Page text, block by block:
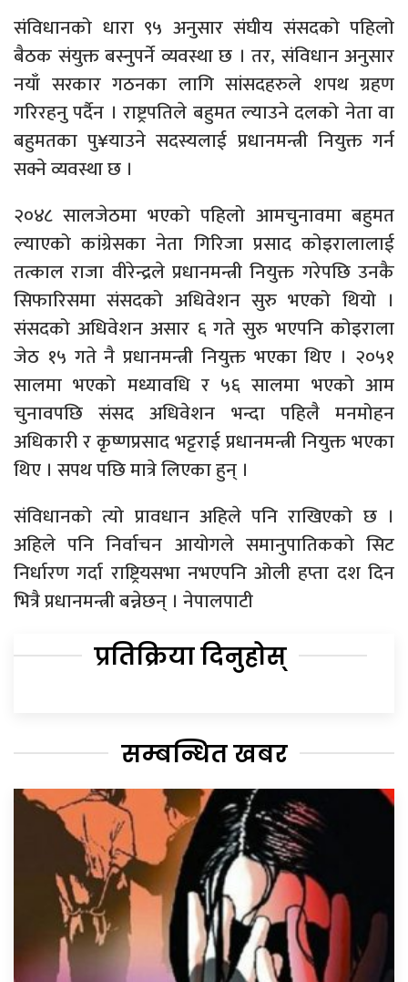
संविधानको धारा ९५ अनुसार संघीय संसदको पहिलो
बैठक संयुक्त बस्नुपर्ने व्यवस्था छ । तर, संविधान अनुसार
नयाँ सरकार गठनका लागि सांसदहरुले शपथ ग्रहण
गरिरहनु पर्दैन । राष्ट्रपतिले बहुमत ल्याउने दलको नेता वा
बहुमतका पु¥याउने सदस्यलाई प्रधानमन्त्री नियुक्त गर्न
सक्ने व्यवस्था छ ।
२०४८ सालजेठमा भएको पहिलो आमचुनावमा बहुमत
ल्याएको कांग्रेसका नेता गिरिजा प्रसाद कोइरालालाई
तत्काल राजा वीरेन्द्रले प्रधानमन्त्री नियुक्त गरेपछि उनकै
सिफारिसमा संसदको अधिवेशन सुरु भएको थियो ।
संसदको अधिवेशन असार ६ गते सुरु भएपनि कोइराला
जेठ १५ गते नै प्रधानमन्त्री नियुक्त भएका थिए । २०५१
सालमा भएको मध्यावधि र ५६ सालमा भएको आम
चुनावपछि संसद अधिवेशन भन्दा पहिलै मनमोहन
अधिकारी र कृष्णप्रसाद भट्टराई प्रधानमन्त्री नियुक्त भएका
थिए । सपथ पछि मात्रे लिएका हुन् ।
संविधानको त्यो प्रावधान अहिले पनि राखिएको छ ।
अहिले पनि निर्वाचन आयोगले समानुपातिकको सिट
निर्धारण गर्दा राष्ट्रियसभा नभएपनि ओली हप्ता दश दिन
भित्रै प्रधानमन्त्री बन्नेछन् । नेपालपाटी
प्रतिक्रिया दिनुहोस्
सम्बन्धित खबर